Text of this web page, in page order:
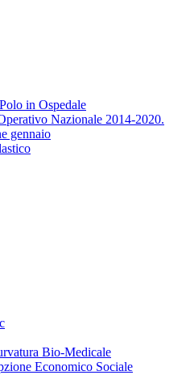
in Ospedale
Nazionale 2014-2020.
gennaio
Bio-Medicale
Economico Sociale